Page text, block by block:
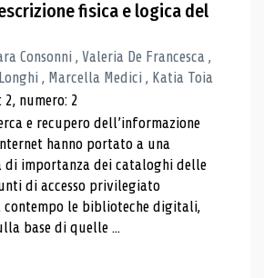
fisica e logica del
Consonni , Valeria De Francesca ,
, Marcella Medici , Katia Toia
2, numero: 2
e recupero dell’informazione
hanno portato a una
di importanza dei cataloghi delle
di accesso privilegiato
contempo le biblioteche digitali,
base di quelle ...